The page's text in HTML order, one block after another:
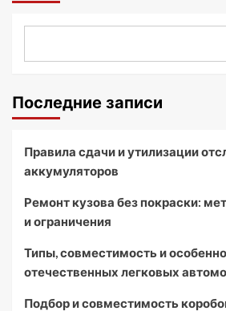
Последние записи
Правила сдачи и утилизации
аккумуляторов
Ремонт кузова без покраски:
и ограничения
Типы, совместимость и
отечественных легковых
Подбор и совместимость